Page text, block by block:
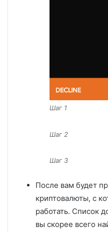
Шаг 1
Шаг 2
Шаг 3
После вам будет
криптовалюты, с
работать. Список
вы скорее всего